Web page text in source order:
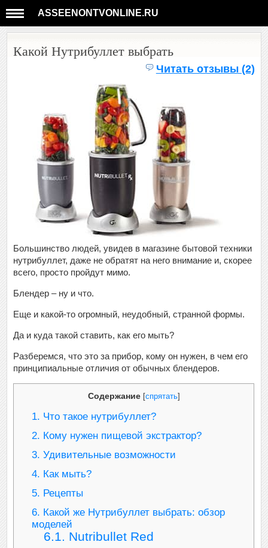
ASSEENONTVONLINE.RU
Какой Нутрибуллет выбрать
Читать отзывы (2)
Большинство людей, увидев в магазине бытовой техники
нутрибуллет, даже не обратят на него внимание и, скорее
всего, просто пройдут мимо.
Блендер – ну и что.
Еще и какой-то огромный, неудобный, странной формы.
Да и куда такой ставить, как его мыть?
Разберемся, что это за прибор, кому он нужен, в чем его
принципиальные отличия от обычных блендеров.
Содержание [спрятать]
1. Что такое нутрибуллет?
2. Кому нужен пищевой экстрактор?
3. Удивительные возможности
4. Как мыть?
5. Рецепты
6. Какой же Нутрибуллет выбрать: обзор
моделей
6.1. Nutribullet Red